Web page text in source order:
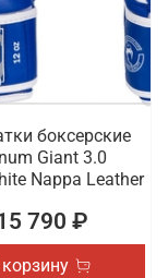
боксерские
Giant 3.0
Nappa Leather
790 ₽